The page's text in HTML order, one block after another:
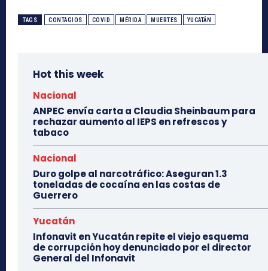
TAGS CONTAGIOS COVID MÉRIDA MUERTES YUCATÁN
Hot this week
Nacional
ANPEC envía carta a Claudia Sheinbaum para
rechazar aumento al IEPS en refrescos y
tabaco
Nacional
Duro golpe al narcotráfico: Aseguran 1.3
toneladas de cocaína en las costas de
Guerrero
Yucatán
Infonavit en Yucatán repite el viejo esquema
de corrupción hoy denunciado por el director
General del Infonavit